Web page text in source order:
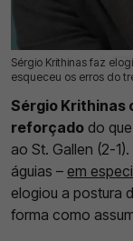
Sérgio Krithinas faz
esqueceu os erros do
24 Jul 2026 | 13:01 |
Sérgio Krithinas
reforçado do
ao St. Gallen (2-
águias – em
elogiou a postura
forma como